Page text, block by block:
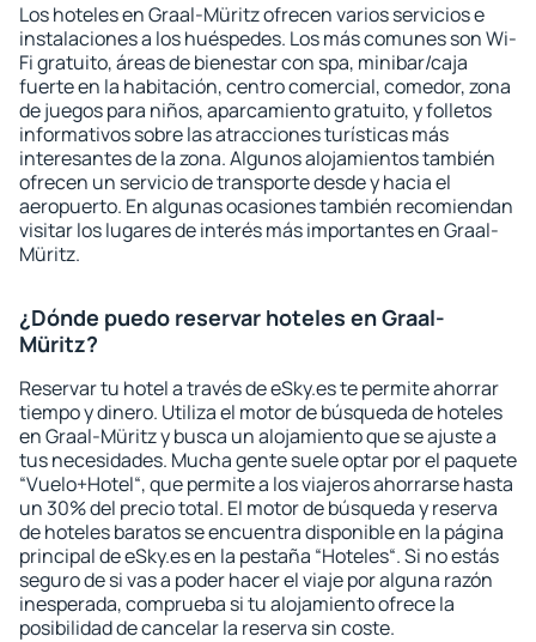
Los hoteles en Graal-Müritz ofrecen varios servicios e
instalaciones a los huéspedes. Los más comunes son Wi-
Fi gratuito, áreas de bienestar con spa, minibar/caja
fuerte en la habitación, centro comercial, comedor, zona
de juegos para niños, aparcamiento gratuito, y folletos
informativos sobre las atracciones turísticas más
interesantes de la zona. Algunos alojamientos también
ofrecen un servicio de transporte desde y hacia el
aeropuerto. En algunas ocasiones también recomiendan
visitar los lugares de interés más importantes en Graal-
Müritz.
¿Dónde puedo reservar hoteles en Graal-
Müritz?
Reservar tu hotel a través de eSky.es te permite ahorrar
tiempo y dinero. Utiliza el motor de búsqueda de hoteles
en Graal-Müritz y busca un alojamiento que se ajuste a
tus necesidades. Mucha gente suele optar por el paquete
“Vuelo+Hotel“, que permite a los viajeros ahorrarse hasta
un 30% del precio total. El motor de búsqueda y reserva
de hoteles baratos se encuentra disponible en la página
principal de eSky.es en la pestaña “Hoteles“. Si no estás
seguro de si vas a poder hacer el viaje por alguna razón
inesperada, comprueba si tu alojamiento ofrece la
posibilidad de cancelar la reserva sin coste.